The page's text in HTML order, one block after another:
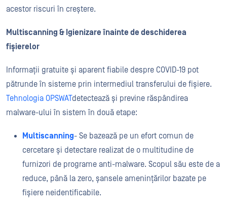
acestor riscuri în creștere.
Multiscanning & Igienizare înainte de deschiderea
fișierelor
Informații gratuite și aparent fiabile despre COVID-19 pot
pătrunde în sisteme prin intermediul transferului de fișiere.
Tehnologia OPSWATdetectează și previne răspândirea
malware-ului în sistem în două etape:
Multiscanning- Se bazează pe un efort comun de
cercetare și detectare realizat de o multitudine de
furnizori de programe anti-malware. Scopul său este de a
reduce, până la zero, șansele amenințărilor bazate pe
fișiere neidentificabile.